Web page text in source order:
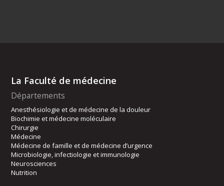
La Faculté de médecine
Départements
Anesthésiologie et de médecine de la douleur
Biochimie et médecine moléculaire
Chirurgie
Médecine
Médecine de famille et de médecine d’urgence
Microbiologie, infectiologie et immunologie
Neurosciences
Nutrition